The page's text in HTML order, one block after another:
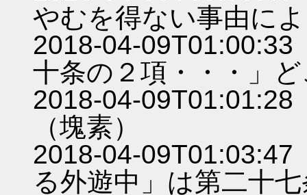
やむを得ない事由に
2018-04-
十条の２項・・・」
2018-04-
（塊素）
2018-04-
る外遊中」は第二十